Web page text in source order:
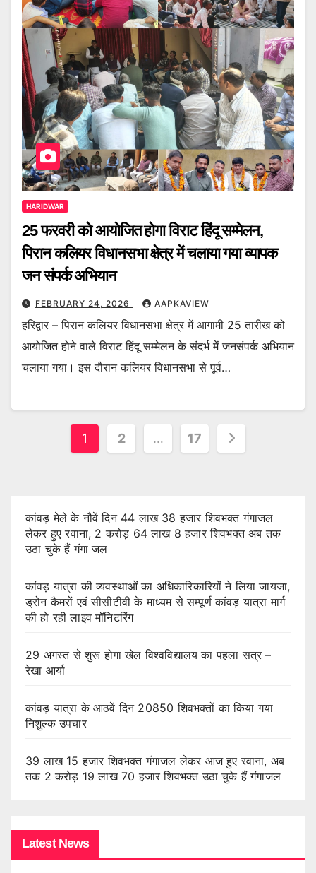
HARIDWAR
25 फरवरी को आयोजित होगा विराट हिंदू सम्मेलन,
पिरान कलियर विधानसभा क्षेत्र में चलाया गया व्यापक
जन संपर्क अभियान
FEBRUARY 24, 2026 AAPKAVIEW
हरिद्वार – पिरान कलियर विधानसभा क्षेत्र में आगामी 25 तारीख को
आयोजित होने वाले विराट हिंदू सम्मेलन के संदर्भ में जनसंपर्क अभियान
चलाया गया। इस दौरान कलियर विधानसभा से पूर्व…
Posts
1 2 … 17
कांवड़ मेले के नौवें दिन 44 लाख 38 हजार शिवभक्त गंगाजल
लेकर हुए रवाना, 2 करोड़ 64 लाख 8 हजार शिवभक्त अब तक
उठा चुके हैं गंगा जल
कांवड़ यात्रा की व्यवस्थाओं का अधिकारिकारियों ने लिया जायजा,
ड्रोन कैमरों एवं सीसीटीवी के माध्यम से सम्पूर्ण कांवड़ यात्रा मार्ग
की हो रही लाइव मॉनिटरिंग
29 अगस्त से शुरू होगा खेल विश्वविद्यालय का पहला सत्र –
रेखा आर्या
कांवड़ यात्रा के आठवें दिन 20850 शिवभक्तों का किया गया
निशुल्क उपचार
39 लाख 15 हजार शिवभक्त गंगाजल लेकर आज हुए रवाना, अब
तक 2 करोड़ 19 लाख 70 हजार शिवभक्त उठा चुके हैं गंगाजल
Latest News